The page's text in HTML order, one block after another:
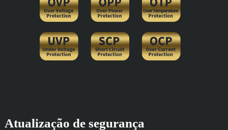
Atualização de segurança